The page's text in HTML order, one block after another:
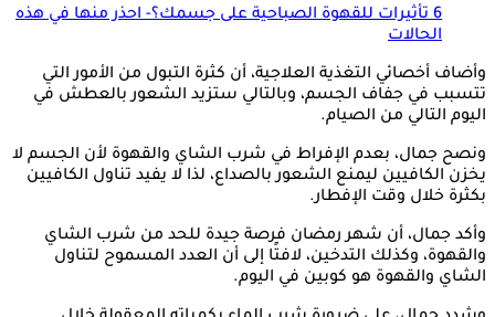
6 تأثيرات للقهوة الصباحية على جسمك؟- احذر منها في هذه
الحالات
وأضاف أخصائي التغذية العلاجية، أن كثرة التبول من الأمور التي
تتسبب في جفاف الجسم، وبالتالي ستزيد الشعور بالعطش في
اليوم التالي من الصيام.
ونصح جمال، بعدم الإفراط في شرب الشاي والقهوة لأن الجسم لا
يخزن الكافيين ليمنع الشعور بالصداع، لذا لا يفيد تناول الكافيين
بكثرة خلال وقت الإفطار.
وأكد جمال، أن شهر رمضان فرصة جيدة للحد من شرب الشاي
والقهوة، وكذلك التدخين، لافتًا إلى أن العدد المسموح لتناول
الشاي والقهوة هو كوبين في اليوم.